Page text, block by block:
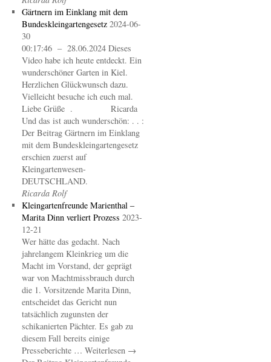
Gärtnern im Einklang mit dem
Bundeskleingartengesetz 2024-06-
30
00:17:46 – 28.06.2024 Dieses
Video habe ich heute entdeckt. Ein
wunderschöner Garten in Kiel.
Herzlichen Glückwunsch dazu.
Vielleicht besuche ich euch mal.
Liebe Grüße . Ricarda
Und das ist auch wunderschön: . . :
Der Beitrag Gärtnern im Einklang
mit dem Bundeskleingartengesetz
erschien zuerst auf
Kleingartenwesen-
DEUTSCHLAND.
Ricarda Rolf
Kleingartenfreunde Marienthal –
Marita Dinn verliert Prozess 2023-
12-21
Wer hätte das gedacht. Nach
jahrelangem Kleinkrieg um die
Macht im Vorstand, der geprägt
war von Machtmissbrauch durch
die 1. Vorsitzende Marita Dinn,
entscheidet das Gericht nun
tatsächlich zugunsten der
schikanierten Pächter. Es gab zu
diesem Fall bereits einige
Presseberichte … Weiterlesen →